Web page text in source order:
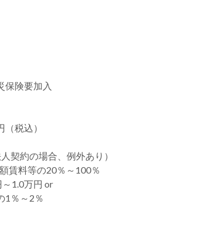
険要加入
税込）
約の場合、例外あり）
料等の20％～100％
1.0万円 or
％～2％